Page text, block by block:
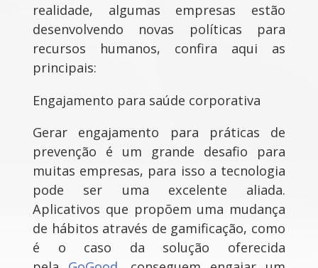
realidade, algumas empresas estão
desenvolvendo novas políticas para
recursos humanos, confira aqui as
principais:
Engajamento para saúde corporativa
Gerar engajamento para práticas de
prevenção é um grande desafio para
muitas empresas, para isso a tecnologia
pode ser uma excelente aliada.
Aplicativos que propõem uma mudança
de hábitos através de gamificação, como
é o caso da solução oferecida